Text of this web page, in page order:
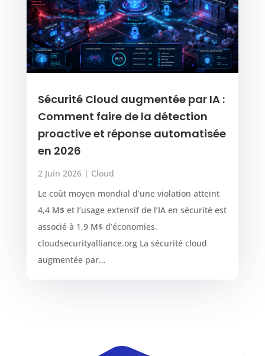
Sécurité Cloud augmentée par IA :
Comment faire de la détection
proactive et réponse automatisée
en 2026
2 Juin 2026| Cloud
Le coût moyen mondial d’une violation atteint
4,4 M$ et l’usage extensif de l’IA en sécurité est
associé à 1,9 M$ d’économies.
cloudsecurityalliance.org La sécurité cloud
augmentée par...